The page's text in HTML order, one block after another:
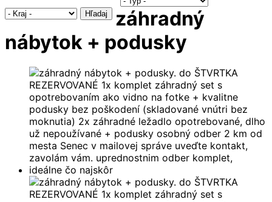
Hľadaj
záhradný
nábytok + podusky